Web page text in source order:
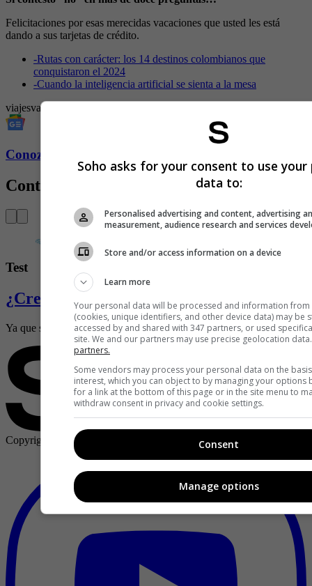
Felicitaciones por esas merecidas vacaciones que usted les está
dando a sus tarjetas de crédito.
-Rutas con carácter: los 14 destinos colombianos que
conquistaron el 2024
-Cuando la inteligencia artificial se sienta a la mesa
viajesvacaciones
Conozca más de Soho aquí
Contenido Relacionado
Test
¿Cree ser bruto? Descúbralo aquí
Ya que siempre anda pegado al celular o pc y tal vez no tiene
Copyright © 2026 Publicaciones Semana S.A.
Soho asks for your consent to use your
data to:
Personalised advertising and content, advertising
measurement, audience research and services
Store and/or access information on a device
Learn more
Your personal data will be processed and information from
(cookies, unique identifiers, and other device data) may be
accessed by and shared with 347 partners, or used
site. We and our partners may use precise geolocation
partners.
Some vendors may process your personal data on the
interest, which you can object to by managing your options
for a link at the bottom of this page or in the site menu to
withdraw consent in privacy and cookie settings.
Consent
Manage options